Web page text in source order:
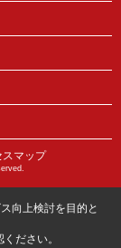
スマップ
向上検討を目的と
ださい。